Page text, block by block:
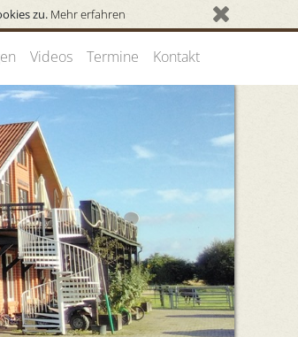
zu. Mehr erfahren
Videos Termine Kontakt